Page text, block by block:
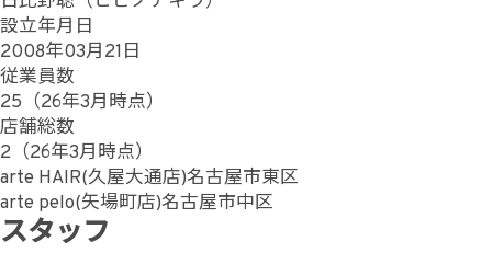
設立年月日
2008年03月21日
従業員数
25（26年3月時点）
店舗総数
2（26年3月時点）
arte HAIR(久屋大通店)名古屋市東区
arte pelo(矢場町店)名古屋市中区
スタッフ